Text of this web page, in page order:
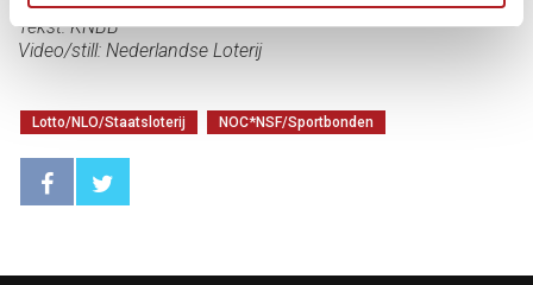
Tekst: KNBB
Video/still: Nederlandse Loterij
Lotto/NLO/Staatsloterij NOC*NSF/Sportbonden